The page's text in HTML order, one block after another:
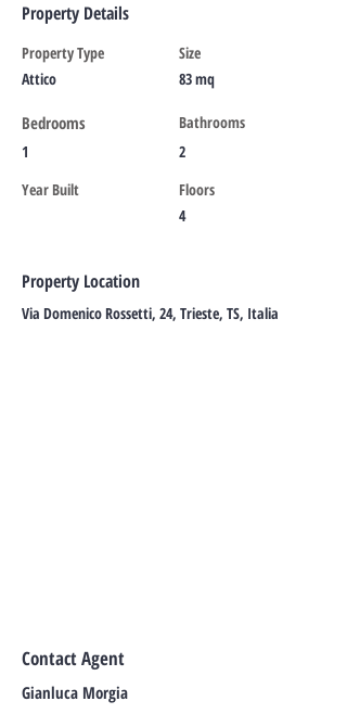
Property Details
Property Type
Attico
Bedrooms
1
Year Built
Size
83 mq
Bathrooms
2
Floors
4
Property Location
Via Domenico Rossetti, 24, Trieste, TS, Italia
Contact Agent
Gianluca Morgia